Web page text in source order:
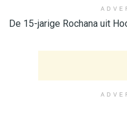
De 15-jarige Rochana uit